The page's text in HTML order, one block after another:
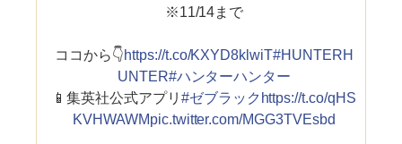
※11/14まで
ココから👇https://t.co/KXYD8klwiT#HUNTERH
UNTER#ハンターハンター
📱集英社公式アプリ #ゼブラック https://t.co/qHS
KVHWAWMpic.twitter.com/MGG3TVEsbd